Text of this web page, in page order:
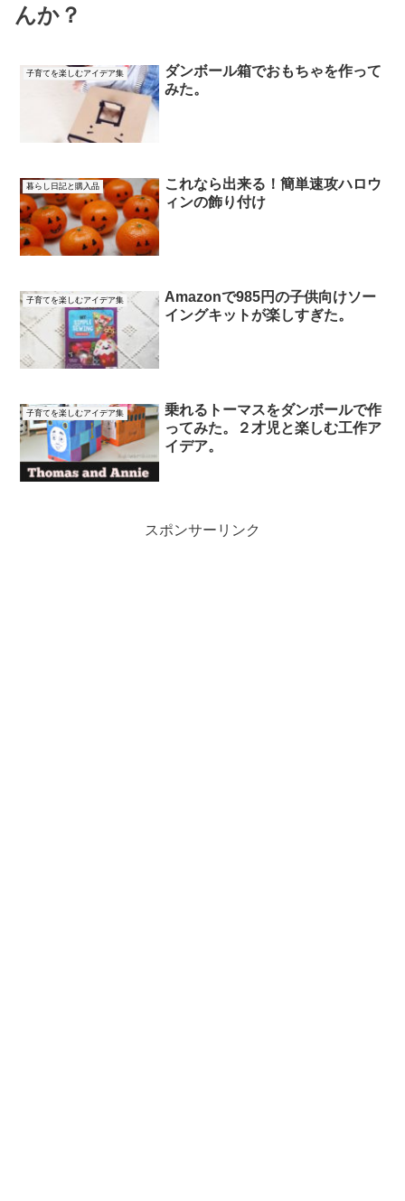
んか？
子育てを楽しむアイデア集
ダンボール箱でおもちゃを作って
みた。
暮らし日記と購入品
これなら出来る！簡単速攻ハロウ
ィンの飾り付け
子育てを楽しむアイデア集
Amazonで985円の子供向けソー
イングキットが楽しすぎた。
子育てを楽しむアイデア集
乗れるトーマスをダンボールで作
ってみた。２才児と楽しむ工作ア
イデア。
スポンサーリンク